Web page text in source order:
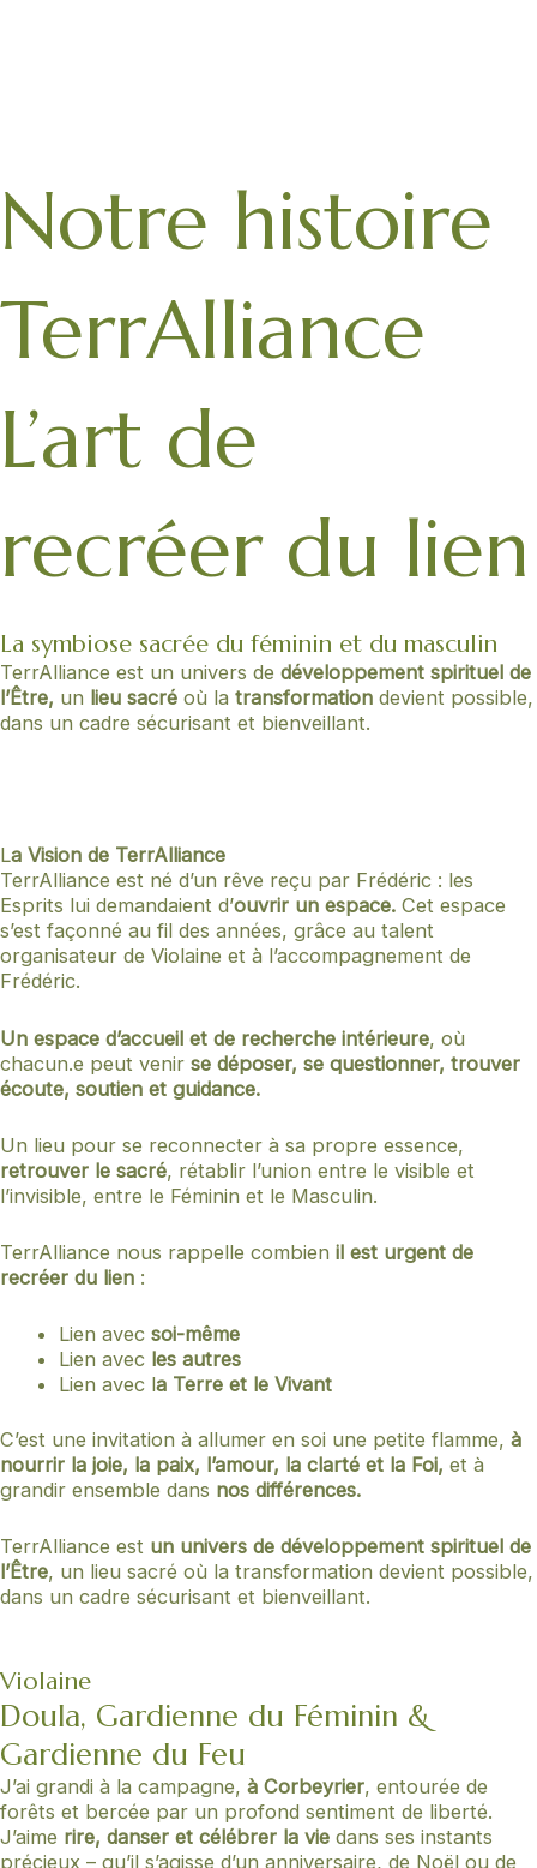
Notre histoire
TerrAlliance
L’art de
recréer du lien
La symbiose sacrée du féminin et du masculin
TerrAlliance est un univers de développement spirituel de
l’Être, un lieu sacré où la transformation devient possible,
dans un cadre sécurisant et bienveillant.
La Vision de TerrAlliance
TerrAlliance est né d’un rêve reçu par Frédéric : les
Esprits lui demandaient d’ouvrir un espace. Cet espace
s’est façonné au fil des années, grâce au talent
organisateur de Violaine et à l’accompagnement de
Frédéric.
Un espace d’accueil et de recherche intérieure, où
chacun.e peut venir se déposer, se questionner, trouver
écoute, soutien et guidance.
Un lieu pour se reconnecter à sa propre essence,
retrouver le sacré, rétablir l’union entre le visible et
l’invisible, entre le Féminin et le Masculin.
TerrAlliance nous rappelle combien il est urgent de
recréer du lien :
Lien avecsoi-même
Lien avec les autres
Lien avec la Terre et le Vivant
C’est une invitation à allumer en soi une petite flamme, à
nourrir la joie, la paix, l’amour, la clarté et la Foi, et à
grandir ensemble dans nos différences.
TerrAlliance est un univers de développement spirituel de
l’Être, un lieu sacré où la transformation devient possible,
dans un cadre sécurisant et bienveillant.
Violaine​
Doula, Gardienne du Féminin &
Gardienne du Feu
J’ai grandi à la campagne, à Corbeyrier, entourée de
forêts et bercée par un profond sentiment de liberté.
J’aime rire, danser et célébrer la vie dans ses instants
précieux – qu’il s’agisse d’un anniversaire, de Noël ou de